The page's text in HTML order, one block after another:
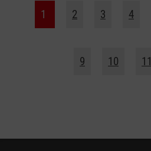
1 2 3 4
9 10 11